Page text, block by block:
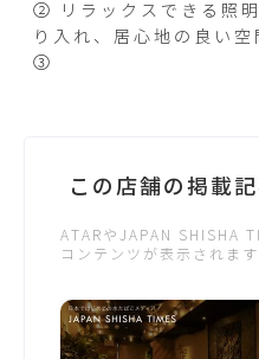
② リラックスできる照
り入れ、居心地の良い空
③
この店舗の掲載
ATARやJAPAN SHISHA
コンテンツが表示されます